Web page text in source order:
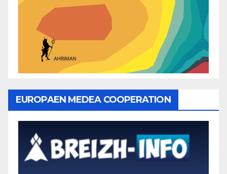
EUROPAEN MEDEA COOPERATION